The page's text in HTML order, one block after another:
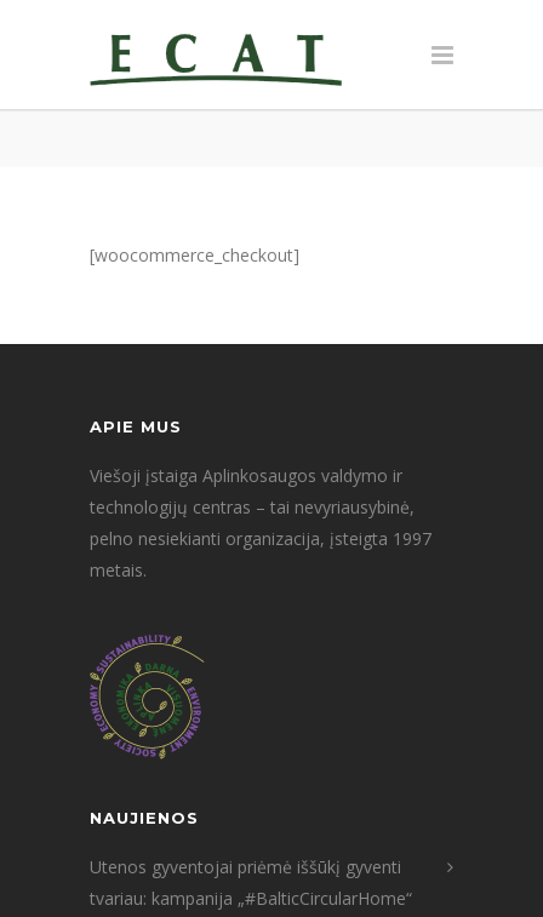
[woocommerce_checkout]
APIE MUS
Viešoji įstaiga Aplinkosaugos valdymo ir
technologijų centras – tai nevyriausybinė,
pelno nesiekianti organizacija, įsteigta 1997
metais.
NAUJIENOS
Utenos gyventojai priėmė iššūkį gyventi
tvariau: kampanija „#BalticCircularHome“